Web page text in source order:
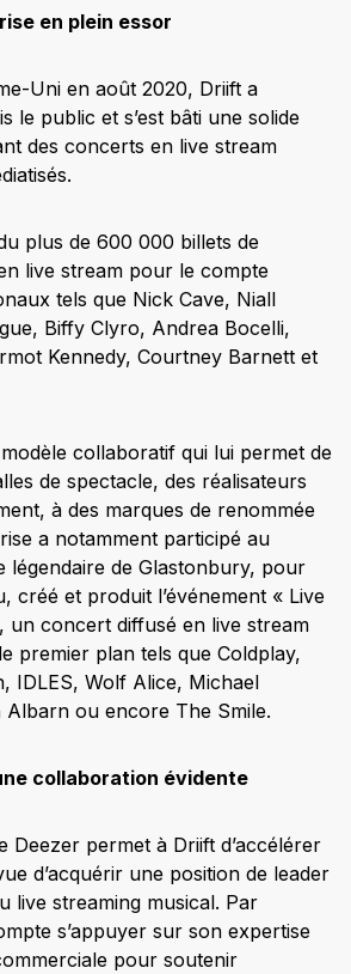
en plein essor
Uni en août 2020, Driift a
le public et s’est bâti une solide
des concerts en live stream
plus de 600 000 billets de
live stream pour le compte
tels que Nick Cave, Niall
Biffy Clyro, Andrea Bocelli,
Kennedy, Courtney Barnett et
modèle collaboratif qui lui permet de
de spectacle, des réalisateurs
à des marques de renommée
a notamment participé au
légendaire de Glastonbury, pour
créé et produit l’événement « Live
un concert diffusé en live stream
premier plan tels que Coldplay,
IDLES, Wolf Alice, Michael
Albarn ou encore The Smile.
collaboration évidente
Deezer permet à Driift d’accélérer
d’acquérir une position de leader
live streaming musical. Par
s’appuyer sur son expertise
pour soutenir